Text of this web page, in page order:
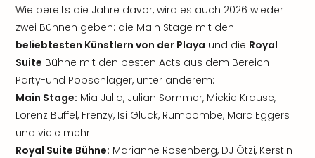
Wie bereits die Jahre davor, wird es auch 2026 wieder
zwei Bühnen geben: die Main Stage mit den
beliebtesten Künstlern von der Playa und die Royal
Suite Bühne mit den besten Acts aus dem Bereich
Party-und Popschlager, unter anderem:
Main Stage: Mia Julia, Julian Sommer, Mickie Krause,
Lorenz Büffel, Frenzy, Isi Glück, Rumbombe, Marc Eggers
und viele mehr!
Royal Suite Bühne: Marianne Rosenberg, DJ Ötzi, Kerstin